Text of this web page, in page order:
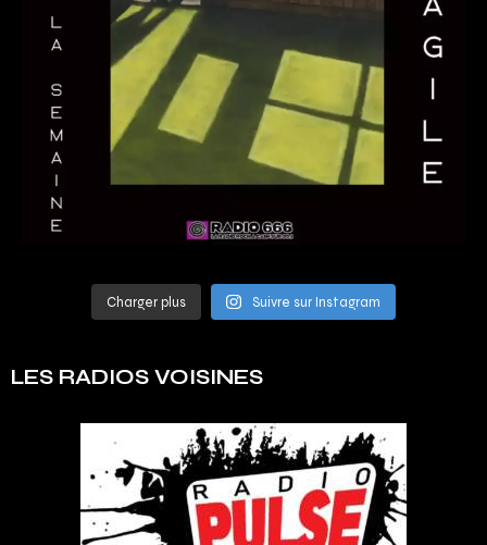
Charger plus Suivre sur Instagram
LES RADIOS VOISINES